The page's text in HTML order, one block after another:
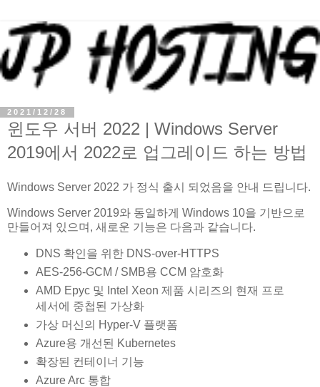
2021/12/28
윈도우 서버 2022 | Windows Server
2019에서 2022로 업그레이드 하는 방법
Windows Server 2022 가 정식 출시 되었음을 안내 드립니다.
Windows Server 2019와 동일하게 Windows 10을 기반으로
만들어져 있으며, 새로운 기능은 다음과 같습니다.
DNS 확인을 위한 DNS-over-HTTPS
AES-256-GCM / SMB용 CCM 암호화
AMD Epyc 및 Intel Xeon 제품 시리즈의 현재 프로
세서에 중첩된 가상화
가상 머신의 Hyper-V 플랫폼
Azure용 개선된 Kubernetes
확장된 컨테이너 기능
Azure Arc 통합